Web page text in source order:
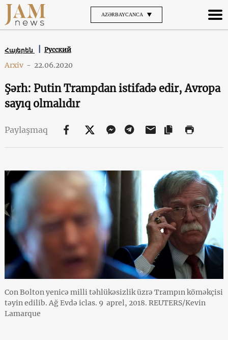
AZƏRBAYCANCA
Հայերեն Русский
Arxiv - 22.06.2020
Şərh: Putin Trampdan istifadə edir, Avropa
sayıq olmalıdır
Paylaşmaq
Con Bolton yenicə milli təhlükəsizlik üzrə Trampın köməkçisi
təyin edilib. Ağ Evdə iclas. 9 aprel, 2018. REUTERS/Kevin
Lamarque